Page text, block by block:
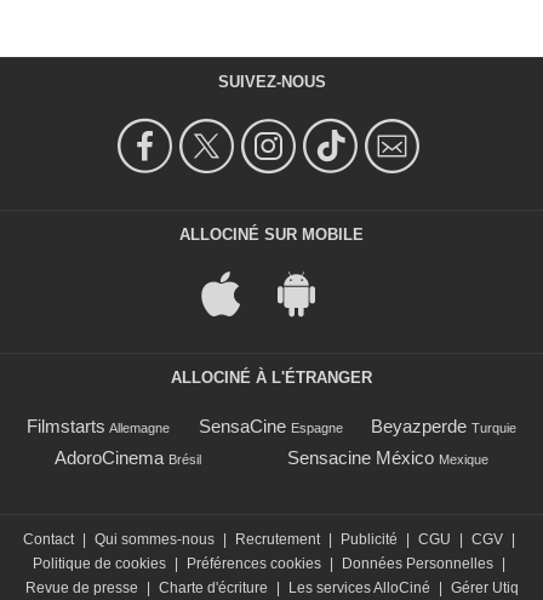
SUIVEZ-NOUS
ALLOCINÉ SUR MOBILE
ALLOCINÉ À L'ÉTRANGER
Filmstarts Allemagne SensaCine Espagne Beyazperde Turquie
AdoroCinema Brésil Sensacine México Mexique
Contact Qui sommes-nous Recrutement Publicité CGU CGV
Politique de cookies
Préférences cookies Données Personnelles
Revue de presse
Charte d'écriture Les services AlloCiné Gérer Utiq